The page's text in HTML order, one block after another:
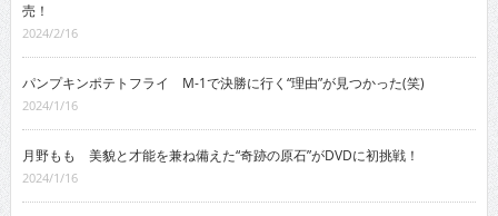
売！
2024/2/16
パンプキンポテトフライ M-1で決勝に行く“理由”が見つかった(笑)
2024/1/16
月野もも 美貌と才能を兼ね備えた“奇跡の原石”がDVDに初挑戦！
2024/1/16